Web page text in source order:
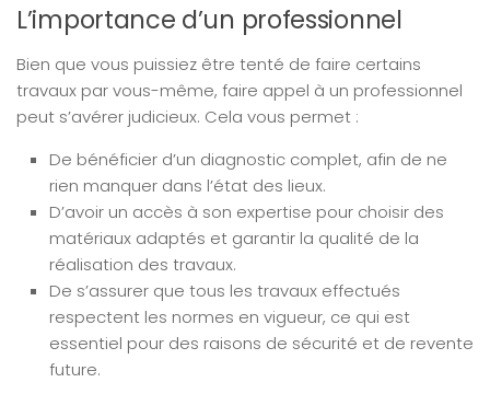
L’importance d’un professionnel
Bien que vous puissiez être tenté de faire certains
travaux par vous-même, faire appel à un professionnel
peut s’avérer judicieux. Cela vous permet :
De bénéficier d’un diagnostic complet, afin de ne
rien manquer dans l’état des lieux.
D’avoir un accès à son expertise pour choisir des
matériaux adaptés et garantir la qualité de la
réalisation des travaux.
De s’assurer que tous les travaux effectués
respectent les normes en vigueur, ce qui est
essentiel pour des raisons de sécurité et de revente
future.